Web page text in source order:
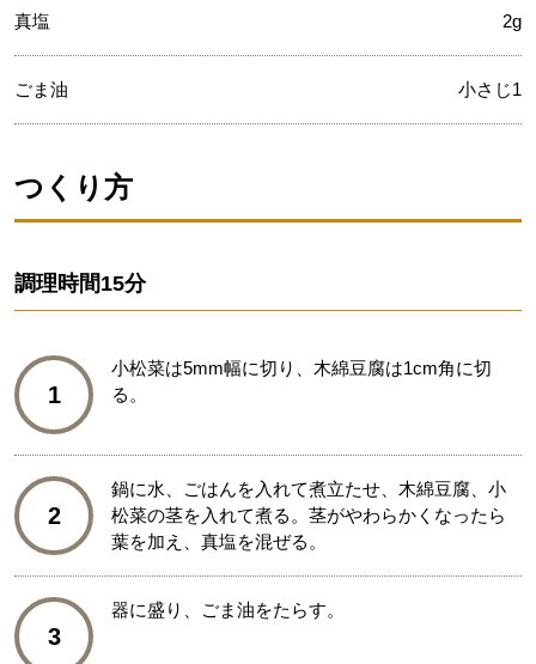
真塩 2g
ごま油 小さじ1
つくり方
調理時間15分
1
小松菜は5mm幅に切り、木綿豆腐は1cm角に切
る。
2
鍋に水、ごはんを入れて煮立たせ、木綿豆腐、小
松菜の茎を入れて煮る。茎がやわらかくなったら
葉を加え、真塩を混ぜる。
3
器に盛り、ごま油をたらす。